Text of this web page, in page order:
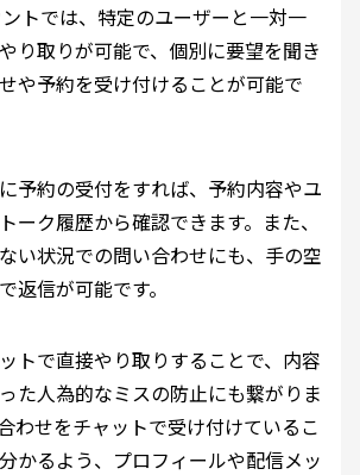
トでは、特定のユーザーと一対一
り取りが可能で、個別に要望を聞き
や予約を受け付けることが可能で
予約の受付をすれば、予約内容やユ
ーク履歴から確認できます。また、
い状況での問い合わせにも、手の空
返信が可能です。
トで直接やり取りすることで、内容
た人為的なミスの防止にも繋がりま
わせをチャットで受け付けているこ
かるよう、プロフィールや配信メッ